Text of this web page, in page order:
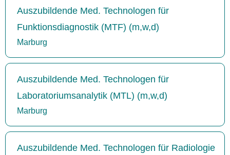
Auszubildende Med. Technologen für
Funktionsdiagnostik (MTF) (m,w,d)
Marburg
Auszubildende Med. Technologen für
Laboratoriumsanalytik (MTL) (m,w,d)
Marburg
Auszubildende Med. Technologen für Radiologie